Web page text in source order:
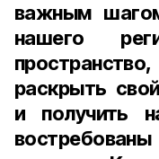
важным
нашего
раскрыть
и получить